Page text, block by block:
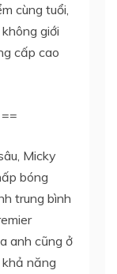
cùng tuổi,
giới
cấp cao
Micky
bóng
trung bình
anh cũng ở
năng